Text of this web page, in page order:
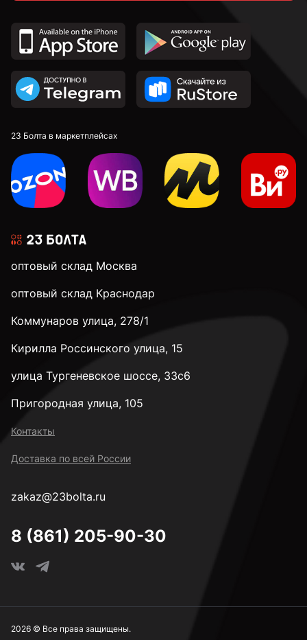
23 Болта в маркетплейсах
оптовый склад Москва
оптовый склад Краснодар
Коммунаров улица, 278/1
Кирилла Россинского улица, 15
улица Тургеневское шоссе, 33с6
Пригородная улица, 105
Контакты
Доставка по всей России
zakaz@23bolta.ru
8 (861) 205-90-30
2026 © Все права защищены.